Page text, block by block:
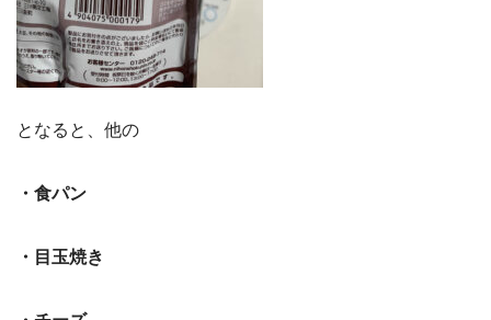
となると、他の
・食パン
・目玉焼き